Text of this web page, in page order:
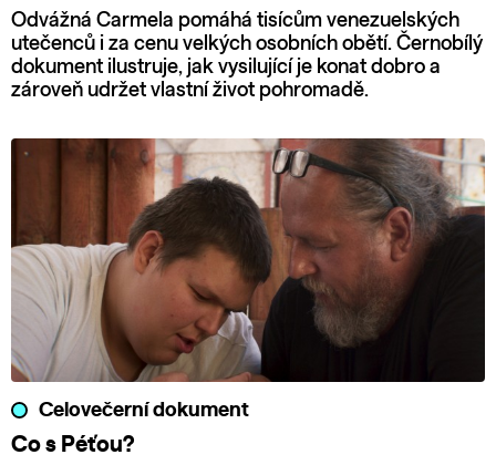
Odvážná Carmela pomáhá tisícům venezuelských
utečenců i za cenu velkých osobních obětí. Černobílý
dokument ilustruje, jak vysilující je konat dobro a
zároveň udržet vlastní život pohromadě.
Celovečerní dokument
Co s Péťou?